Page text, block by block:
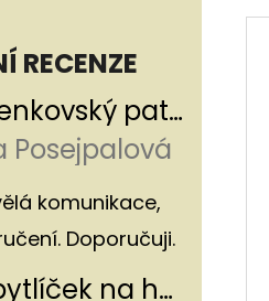
RECENZE
Ubrus "venkovský patchwork"
je 5 z 5 hvězdiček.
Posejpalová
komunikace,
Doporučuji.
Stylový pytlíček na houby v rustikálním stylu